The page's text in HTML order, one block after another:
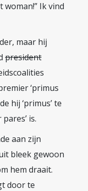
woman!” Ik vind
maar hij
president
‘primus
hij ‘primus’ te
is.
aan zijn
bleek gewoon
hem draait.
door te